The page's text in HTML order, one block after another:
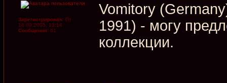
Зарегистрирован: Пт
16.09.2005, 13:14
Сообщения: 61
Vomitory
1991) - могу
коллекции.